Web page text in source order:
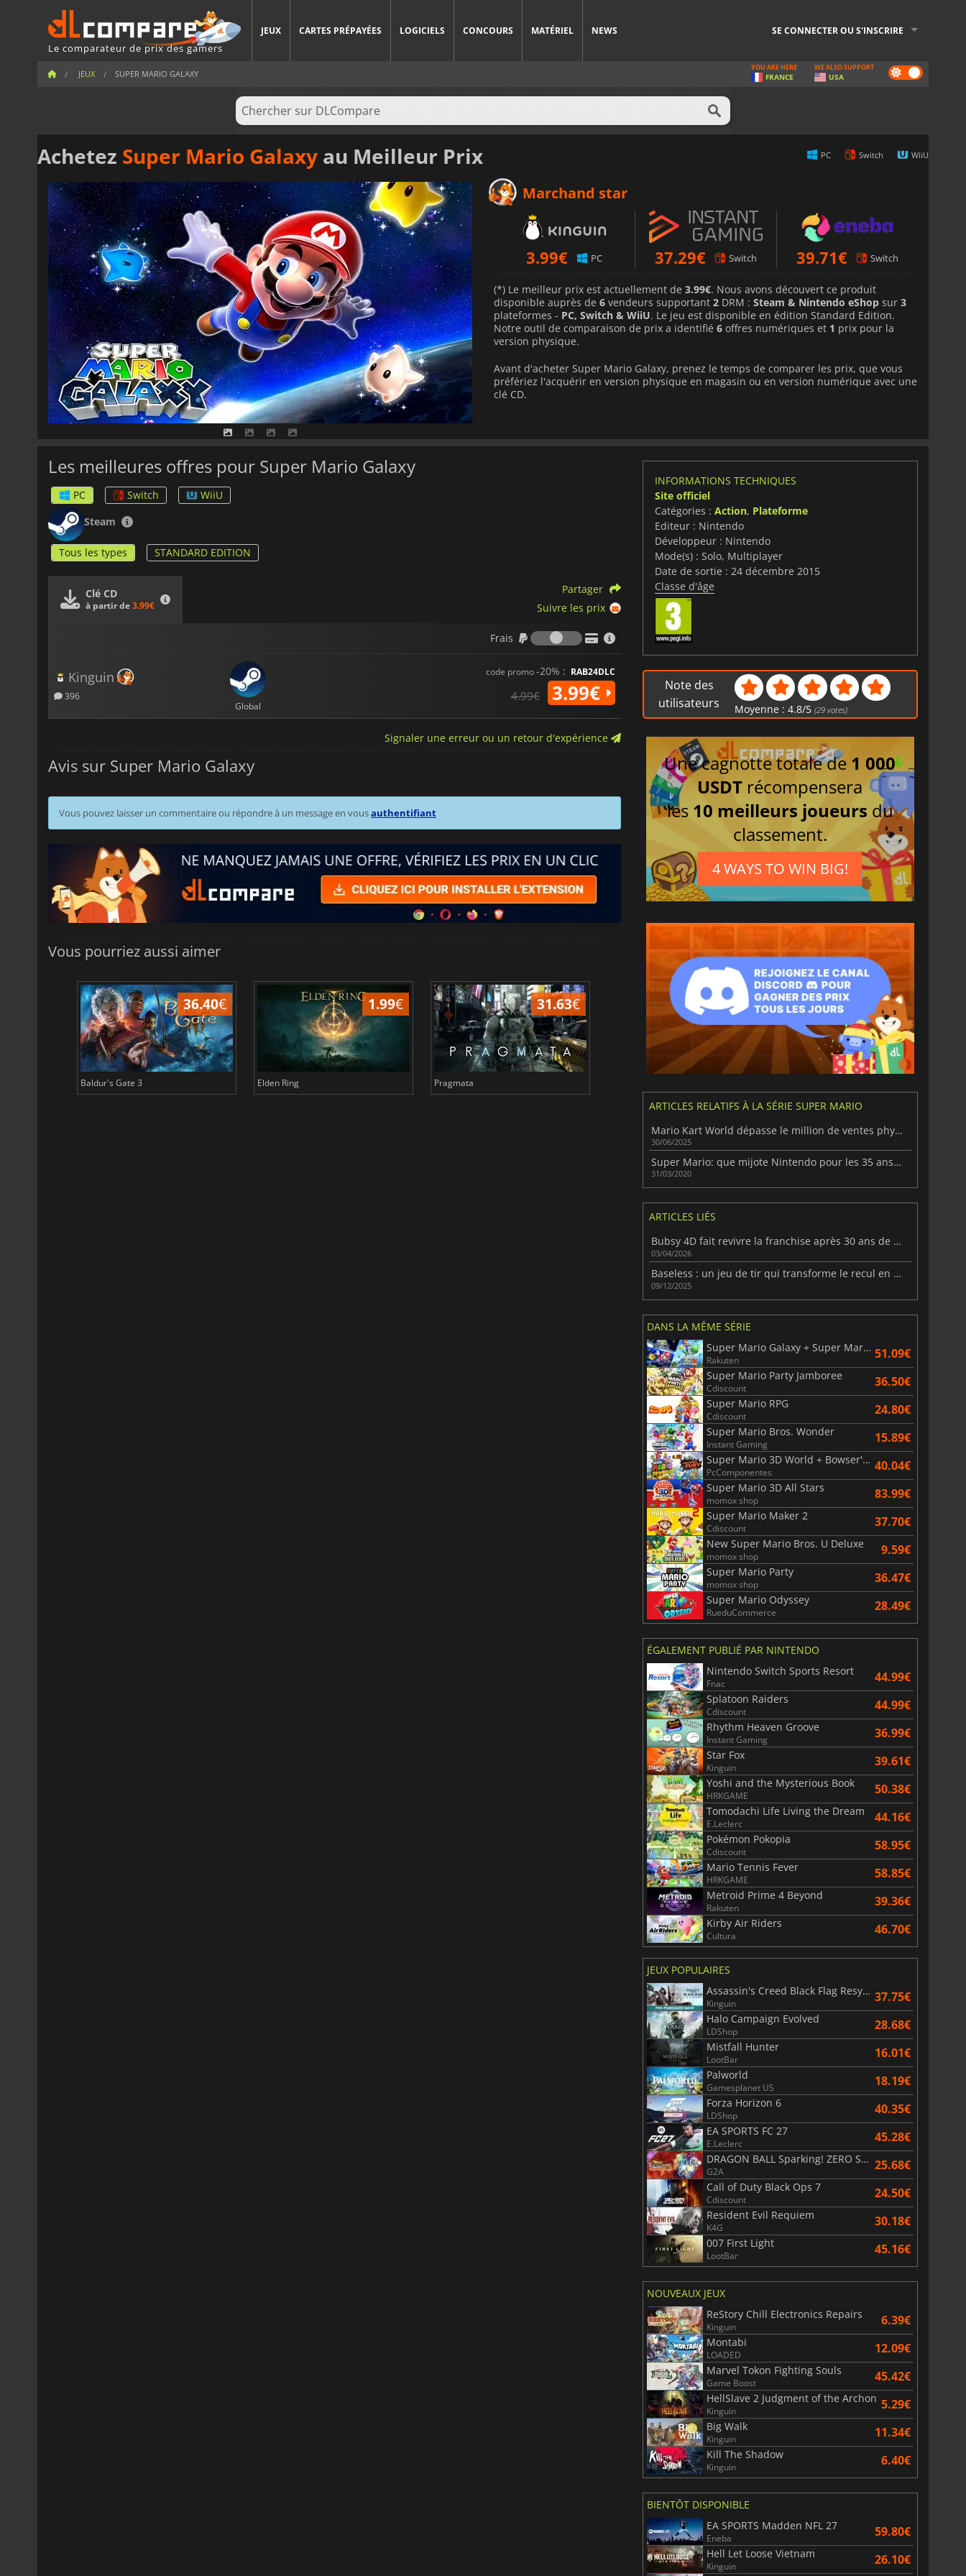
Le comparateur de prix des gamers
JEUX CARTES PRÉPAYÉES LOGICIELS CONCOURS MATÉRIEL NEWS SE CONNECTER OU S'INSCRIRE
JEUX SUPER MARIO GALAXY Dark
mode
YOU ARE HERE
FRANCE
WE ALSO SUPPORT
USA
Achetez Super Mario Galaxy au Meilleur Prix PC Switch WiiU
Marchand star
3.99€ PC 37.29€ Switch 39.71€ Switch
(*) Le meilleur prix est actuellement de 3.99€. Nous avons découvert ce produit
disponible auprès de 6 vendeurs supportant 2 DRM : Steam & Nintendo eShop sur 3
plateformes - PC, Switch & WiiU. Le jeu est disponible en édition Standard Edition.
Notre outil de comparaison de prix a identifié 6 offres numériques et 1 prix pour la
version physique.
Avant d'acheter Super Mario Galaxy, prenez le temps de comparer les prix, que vous
préfériez l'acquérir en version physique en magasin ou en version numérique avec une
clé CD.
Les meilleures offres pour Super Mario Galaxy
PC Switch
WiiU
Steam
Tous les types STANDARD EDITION
Clé CD
à partir de3.99€
Partager
Suivre les prix
Frais
Frais
Kinguin
396
Global
code promo-20% : RAB24DLC
4.99€ 3.99€
Signaler une erreur ou un retour d'expérience
Avis sur Super Mario Galaxy
Vous pouvez laisser un commentaire ou répondre à un message en vousauthentifiant
Vous pourriez aussi aimer
36.40€
Baldur's Gate 3
1.99€
Elden Ring
31.63€
Pragmata
6.77€ 15.48
INFORMATIONS TECHNIQUES
Site officiel
Catégories : Action, Plateforme
Editeur : Nintendo
Développeur : Nintendo
Mode(s) : Solo, Multiplayer
Date de sortie : 24 décembre 2015
Classe d'âge
Note des
utilisateurs
Moyenne :4.8/5 (29 votes)
Une cagnotte totale de 1 000
USDT récompensera
les 10 meilleurs joueurs du
classement.
4 WAYS TO WIN BIG!
ARTICLES RELATIFS À LA SÉRIE SUPER MARIO
Mario Kart World dépasse le million de ventes physiques rien qu'au Japon
30/06/2025
Super Mario: que mijote Nintendo pour les 35 ans de la série ?
31/03/2020
ARTICLES LIÉS
Bubsy 4D fait revivre la franchise après 30 ans de faux pas
03/04/2026
Baseless : un jeu de tir qui transforme le recul en propulsion
09/12/2025
DANS LA MÊME SÉRIE
Super Mario Galaxy + Super Mario Galaxy 2
Rakuten 51.09€
Super Mario Party Jamboree
Cdiscount 36.50€
Super Mario RPG
Cdiscount 24.80€
Super Mario Bros. Wonder
Instant Gaming 15.89€
Super Mario 3D World + Bowser's Fury
PcComponentes 40.04€
Super Mario 3D All Stars
momox shop 83.99€
Super Mario Maker 2
Cdiscount 37.70€
New Super Mario Bros. U Deluxe
momox shop 9.59€
Super Mario Party
momox shop 36.47€
Super Mario Odyssey
RueduCommerce 28.49€
ÉGALEMENT PUBLIÉ PAR NINTENDO
Nintendo Switch Sports Resort
Fnac 44.99€
Splatoon Raiders
Cdiscount 44.99€
Rhythm Heaven Groove
Instant Gaming 36.99€
Star Fox
Kinguin 39.61€
Yoshi and the Mysterious Book
HRKGAME 50.38€
Tomodachi Life Living the Dream
E.Leclerc 44.16€
Pokémon Pokopia
Cdiscount 58.95€
Mario Tennis Fever
HRKGAME 58.85€
Metroid Prime 4 Beyond
Rakuten 39.36€
Kirby Air Riders
Cultura 46.70€
JEUX POPULAIRES
Assassin's Creed Black Flag Resynced
Kinguin 37.75€
Halo Campaign Evolved
LDShop 28.68€
Mistfall Hunter
LootBar 16.01€
Palworld
Gamesplanet US 18.19€
Forza Horizon 6
LDShop 40.35€
EA SPORTS FC 27
E.Leclerc 45.28€
DRAGON BALL Sparking! ZERO Super Limit Breaking NEO
G2A 25.68€
Call of Duty Black Ops 7
Cdiscount 24.50€
Resident Evil Requiem
K4G 30.18€
007 First Light
LootBar 45.16€
NOUVEAUX JEUX
ReStory Chill Electronics Repairs
Kinguin 6.39€
Montabi
LOADED 12.09€
Marvel Tokon Fighting Souls
Game Boost 45.42€
HellSlave 2 Judgment of the Archon
Kinguin 5.29€
Big Walk
Kinguin 11.34€
Kill The Shadow
Kinguin 6.40€
BIENTÔT DISPONIBLE
EA SPORTS Madden NFL 27
Eneba 59.80€
Hell Let Loose Vietnam
Kinguin 26.10€